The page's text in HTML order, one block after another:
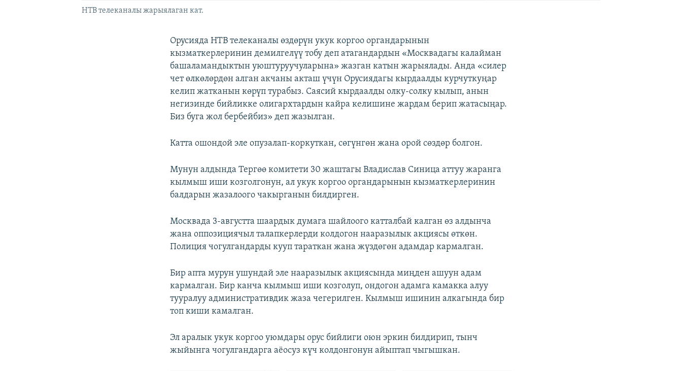
НТВ телеканалы жарыялаган кат.
Орусияда НТВ телеканалы өздөрүн укук коргоо органдарынын
кызматкерлеринин демилгелүү тобу деп атагандардын «Москвадагы калайман
башаламандыктын уюштуруучуларына» жазган катын жарыялады. Анда «силер
чет өлкөлөрдөн алган акчаны акташ үчүн Орусиядагы кырдаалды курчуткуңар
келип жатканын көрүп турабыз. Саясий кырдаалды олку-солку кылып, анын
негизинде бийликке олигархтардын кайра келишине жардам берип жатасыңар.
Биз буга жол бербейбиз» деп жазылган.
Катта ошондой эле опузалап-коркуткан, сөгүнгөн жана орой сөздөр болгон.
Мунун алдында Тергөө комитети 30 жаштагы Владислав Синица аттуу жаранга
кылмыш иши козголгонун, ал укук коргоо органдарынын кызматкерлеринин
балдарын жазалоого чакырганын билдирген.
Москвада 3-августта шаардык думага шайлоого катталбай калган өз алдынча
жана оппозициячыл талапкерлерди колдогон нааразылык акциясы өткөн.
Полиция чогулгандарды кууп тараткан жана жүздөгөн адамдар кармалган.
Бир апта мурун ушундай эле нааразылык акциясында миңден ашуун адам
кармалган. Бир канча кылмыш иши козголуп, ондогон адамга камакка алуу
тууралуу административдик жаза чегерилген. Кылмыш ишинин алкагында бир
топ киши камалган.
Эл аралык укук коргоо уюмдары орус бийлиги оюн эркин билдирип, тынч
жыйынга чогулгандарга аёосуз күч колдонгонун айыптап чыгышкан.